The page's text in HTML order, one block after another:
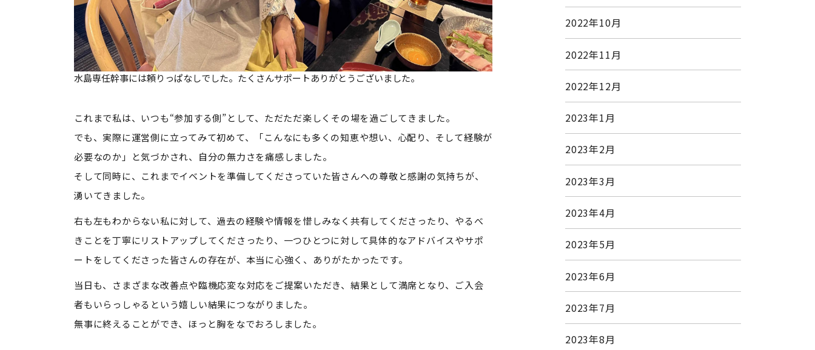
水島専任幹事には頼りっぱなしでした。たくさんサポートありがとうございました。
これまで私は、いつも“参加する側”として、ただただ楽しくその場を過ごしてきました。
でも、実際に運営側に立ってみて初めて、「こんなにも多くの知恵や想い、心配り、そして経験が
必要なのか」と気づかされ、自分の無力さを痛感しました。
そして同時に、これまでイベントを準備してくださっていた皆さんへの尊敬と感謝の気持ちが、
湧いてきました。
右も左もわからない私に対して、過去の経験や情報を惜しみなく共有してくださったり、やるべ
きことを丁寧にリストアップしてくださったり、一つひとつに対して具体的なアドバイスやサポ
ートをしてくださった皆さんの存在が、本当に心強く、ありがたかったです。
当日も、さまざまな改善点や臨機応変な対応をご提案いただき、結果として満席となり、ご入会
者もいらっしゃるという嬉しい結果につながりました。
無事に終えることができ、ほっと胸をなでおろしました。
2022年10月
2022年11月
2022年12月
2023年1月
2023年2月
2023年3月
2023年4月
2023年5月
2023年6月
2023年7月
2023年8月